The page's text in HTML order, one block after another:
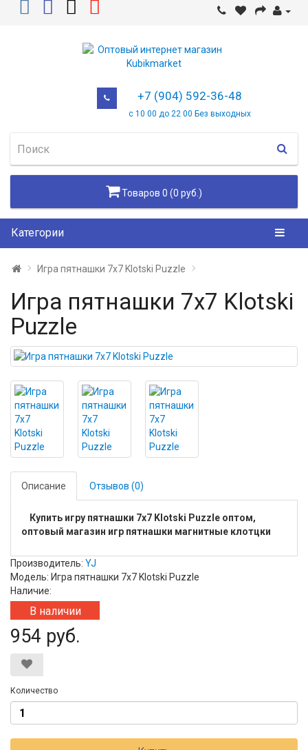
+7 (904) 592-36-48
с 10 00 до 22 00 Без выходных
Товаров 0 (0 руб.)
Категории
Игра пятнашки 7х7 Klotski Puzzle
Игра пятнашки 7х7 Klotski
Puzzle
Описание Отзывов (0)
Купить игру пятнашки 7х7 Klotski Puzzle оптом,
оптовый магазин игр пятнашки магнитные клотцки
Производитель: YJ
Модель: Игра пятнашки 7х7 Klotski Puzzle
Наличие:
В наличии
954 руб.
Количество